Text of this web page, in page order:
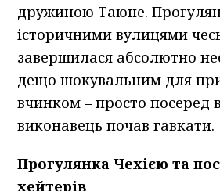
дружиною Таюне.
історичними вулицями
завершилася абсолютно
дещо шокувальним для
вчинком – просто посеред
виконавець почав гавкати.
Прогулянка Чехією та
хейтерів